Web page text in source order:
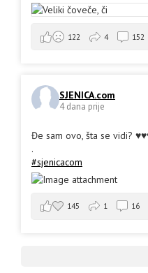
122 4 152
SJENICA.com
4 dana prije
Đe sam ovo, šta se vidi?
.
#sjenicacom
145 1 16